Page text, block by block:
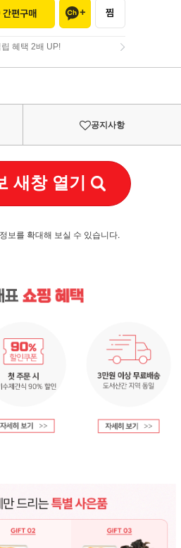
혜택 2배 UP!
혜택 2배 UP!
공지사항
새창 열기
보를 확대해 보실 수 있습니다.